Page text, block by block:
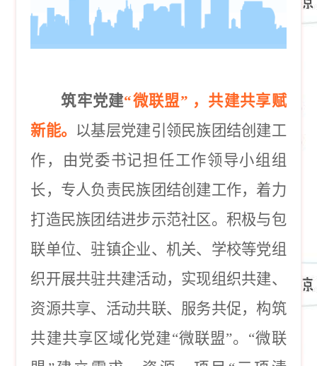
筑牢党建“微联盟” ，共建共享赋
新能。 以基层党建引领民族团结创建工
作，由党委书记担任工作领导小组组
长，专人负责民族团结创建工作，着力
打造民族团结进步示范社区。积极与包
联单位、驻镇企业、机关、学校等党组
织开展共驻共建活动，实现组织共建、
资源共享、活动共联、服务共促，构筑
共建共享区域化党建“微联盟”。“微联